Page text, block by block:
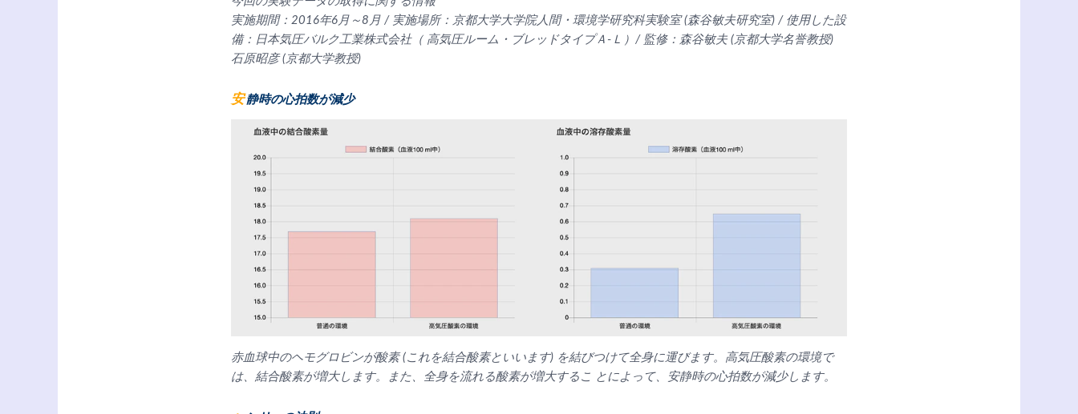
実施期間：2016年6月～8月 / 実施場所：京都大学大学院人間・環境学研究科実験室 (森谷敏夫研究室) / 使用した設
備：日本気圧バルク工業株式会社（ 高気圧ルーム・ブレッドタイプＡ-Ｌ）/ 監修：森谷敏夫 (京都大学名誉教授)
石原昭彦 (京都大学教授)
安静時の心拍数が減少
赤血球中のヘモグロビンが酸素 (これを結合酸素といいます) を結びつけて全身に運びます。高気圧酸素の環境で
は、結合酸素が増大します。また、全身を流れる酸素が増大するこ とによって、安静時の心拍数が減少します。